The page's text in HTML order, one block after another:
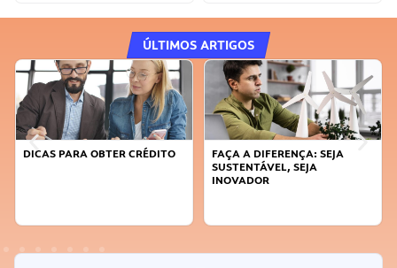
ÚLTIMOS ARTIGOS
DICAS PARA OBTER CRÉDITO
FAÇA A DIFERENÇA: SEJA
SUSTENTÁVEL, SEJA
INOVADOR